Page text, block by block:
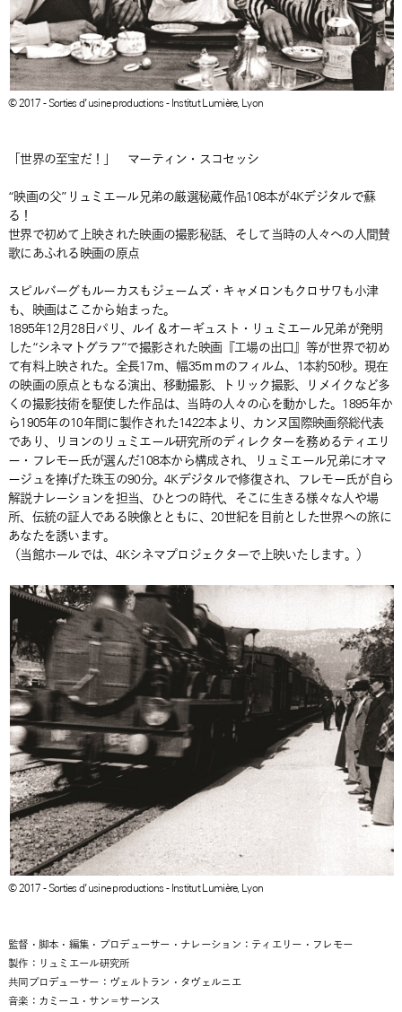
© 2017 - Sorties d’usine productions - Institut Lumière, Lyon
「世界の至宝だ！」 マーティン・スコセッシ
“映画の父”リュミエール兄弟の厳選秘蔵作品108本が4Kデジタルで蘇
る！
世界で初めて上映された映画の撮影秘話、そして当時の人々への人間賛
歌にあふれる映画の原点
スピルバーグもルーカスもジェームズ・キャメロンもクロサワも小津
も、映画はここから始まった。
1895年12月28日パリ、ルイ＆オーギュスト・リュミエール兄弟が発明
した“シネマトグラフ”で撮影された映画『工場の出口』等が世界で初め
て有料上映された。全長17ｍ、幅35ｍｍのフィルム、1本約50秒。現在
の映画の原点ともなる演出、移動撮影、トリック撮影、リメイクなど多
くの撮影技術を駆使した作品は、当時の人々の心を動かした。1895年か
ら1905年の10年間に製作された1422本より、カンヌ国際映画祭総代表
であり、リヨンのリュミエール研究所のディレクターを務めるティエリ
ー・フレモー氏が選んだ108本から構成され、リュミエール兄弟にオマ
ージュを捧げた珠玉の90分。4Kデジタルで修復され、フレモー氏が自ら
解説ナレーションを担当、ひとつの時代、そこに生きる様々な人や場
所、伝統の証人である映像とともに、20世紀を目前とした世界への旅に
あなたを誘います。
（当館ホールでは、4Kシネマプロジェクターで上映いたします。）
© 2017 - Sorties d’usine productions - Institut Lumière, Lyon
監督・脚本・編集・プロデューサー・ナレーション：ティエリー・フレモー
製作：リュミエール研究所
共同プロデューサー：ヴェルトラン・タヴェルニエ
音楽：カミーユ・サン＝サーンス